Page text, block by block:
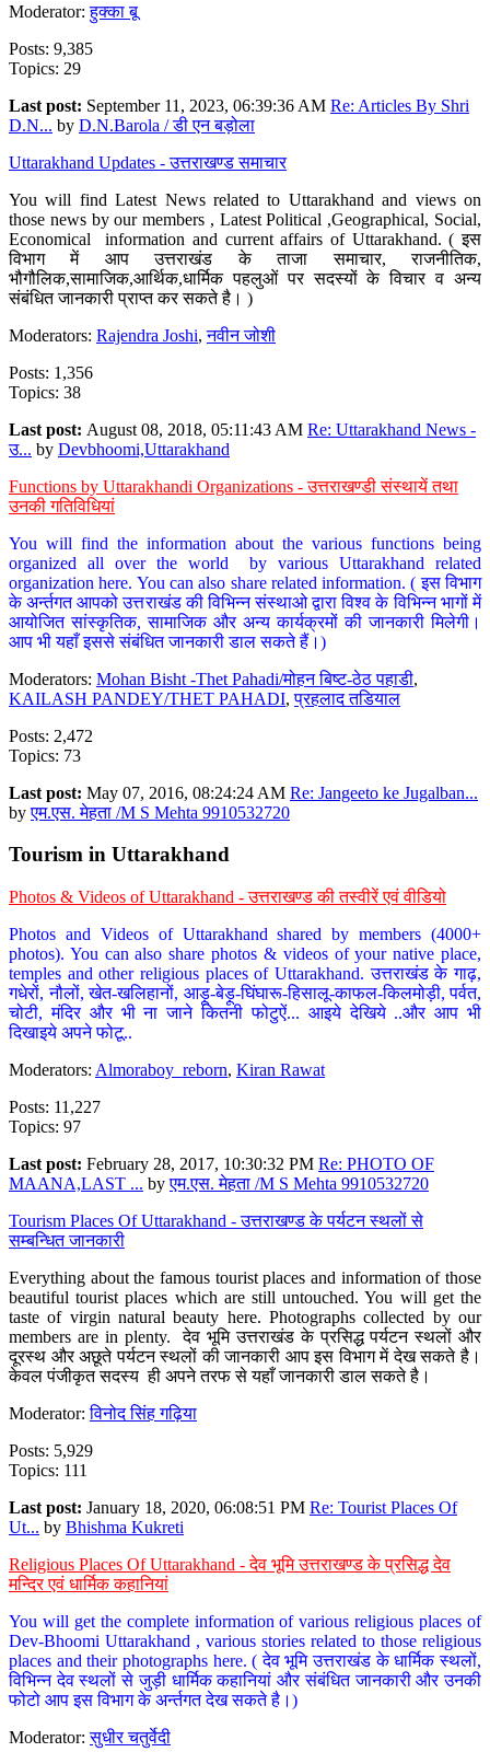
Moderator:हुक्का बू
Posts: 9,385
Topics: 29
Last post: September 11, 2023, 06:39:36 AM Re: Articles By Shri
D.N... by D.N.Barola / डी एन बड़ोला
Uttarakhand Updates - उत्तराखण्ड समाचार
You will find Latest News related to Uttarakhand and views on
those news by our members , Latest Political ,Geographical, Social,
Economical information and current affairs of Uttarakhand. ( इस
विभाग में आप उत्तराखंड के ताजा समाचार, राजनीतिक,
भौगौलिक,सामाजिक,आर्थिक,धार्मिक पहलुओं पर सदस्यों के विचार व अन्य
संबंधित जानकारी प्राप्त कर सकते है। )
Moderators: Rajendra Joshi,नवीन जोशी
Posts: 1,356
Topics: 38
Last post: August 08, 2018, 05:11:43 AM Re: Uttarakhand News -
उ... by Devbhoomi,Uttarakhand
Functions by Uttarakhandi Organizations - उत्तराखण्डी संस्थायें तथा
उनकी गतिविधियां
You will find the information about the various functions being
organized all over the world by various Uttarakhand related
organization here. You can also share related information. ( इस विभाग
के अर्न्तगत आपको उत्तराखंड की विभिन्न संस्थाओ द्वारा विश्व के विभिन्न भागों में
आयोजित सांस्कृतिक, सामाजिक और अन्य कार्यक्रमों की जानकारी मिलेगी।
आप भी यहाँ इससे संबंधित जानकारी डाल सकते हैं।)
Moderators: Mohan Bisht -Thet Pahadi/मोहन बिष्ट-ठेठ पहाडी,
KAILASH PANDEY/THET PAHADI,प्रहलाद तडियाल
Posts: 2,472
Topics: 73
Last post: May 07, 2016, 08:24:24 AM Re: Jangeeto ke Jugalban...
byएम.एस. मेहता /M S Mehta 9910532720
Tourism in Uttarakhand
Photos & Videos of Uttarakhand - उत्तराखण्ड की तस्वीरें एवं वीडियो
Photos and Videos of Uttarakhand shared by members (4000+
photos). You can also share photos & videos of your native place,
temples and other religious places of Uttarakhand. उत्तराखंड के गाढ़,
गधेरों, नौलों, खेत-खलिहानों, आड़ू-बेड़ू-घिंघारू-हिसालू-काफल-किलमोड़ी, पर्वत,
चोटी, मंदिर और भी ना जाने कितनी फोटुऐं... आइये देखिये ..और आप भी
दिखाइये अपने फोटू..
Moderators: Almoraboy_reborn, Kiran Rawat
Posts: 11,227
Topics: 97
Last post: February 28, 2017, 10:30:32 PM Re: PHOTO OF
MAANA,LAST ... byएम.एस. मेहता /M S Mehta 9910532720
Tourism Places Of Uttarakhand - उत्तराखण्ड के पर्यटन स्थलों से
सम्बन्धित जानकारी
Everything about the famous tourist places and information of those
beautiful tourist places which are still untouched. You will get the
taste of virgin natural beauty here. Photographs collected by our
members are in plenty. देव भूमि उत्तराखंड के प्रसिद्ध पर्यटन स्थलों और
दूरस्थ और अछूते पर्यटन स्थलों की जानकारी आप इस विभाग में देख सकते है।
केवल पंजीकृत सदस्य ही अपने तरफ से यहाँ जानकारी डाल सकते है।
Moderator:विनोद सिंह गढ़िया
Posts: 5,929
Topics: 111
Last post: January 18, 2020, 06:08:51 PM Re: Tourist Places Of
Ut... by Bhishma Kukreti
Religious Places Of Uttarakhand - देव भूमि उत्तराखण्ड के प्रसिद्ध देव
मन्दिर एवं धार्मिक कहानियां
You will get the complete information of various religious places of
Dev-Bhoomi Uttarakhand , various stories related to those religious
places and their photographs here. ( देव भूमि उत्तराखंड के धार्मिक स्थलों,
विभिन्न देव स्थलों से जुड़ी धार्मिक कहानियां और संबंधित जानकारी और उनकी
फोटो आप इस विभाग के अर्न्तगत देख सकते है।)
Moderator:सुधीर चतुर्वेदी